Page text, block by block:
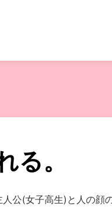
る。
公(女子高生)と人の顔